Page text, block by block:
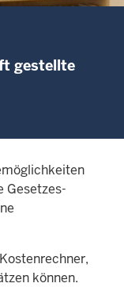
gestellte
Gesetzes-
können.